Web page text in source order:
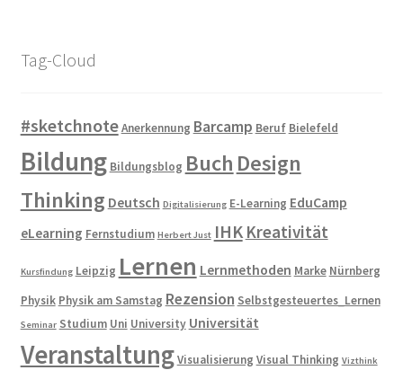
Tag-Cloud
#sketchnoteAnerkennung Barcamp Beruf Bielefeld
Bildung Bildungsblog Buch Design
Thinking Deutsch Digitalisierung E-Learning EduCamp
eLearning Fernstudium Herbert Just IHK Kreativität
Kursfindung Leipzig Lernen Lernmethoden Marke Nürnberg
Physik Physik am Samstag Rezension Selbstgesteuertes_Lernen
Seminar Studium Uni University Universität
VeranstaltungVisualisierung Visual Thinking Vizthink